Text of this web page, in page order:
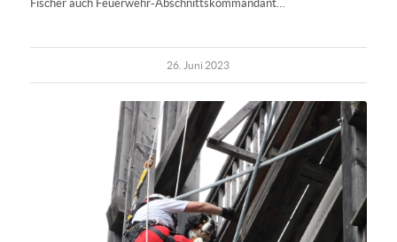
Fischer auch Feuerwehr-Abschnittskommandant…
26. Juni 2023